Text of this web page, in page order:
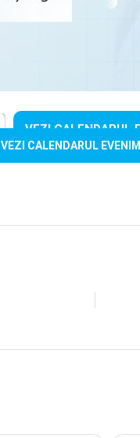
VEZI CALENDARUL
VEZI CALENDARUL